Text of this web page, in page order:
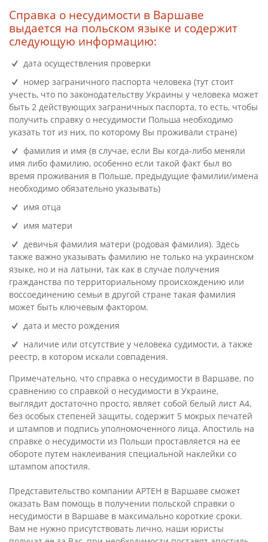
Справка о несудимости в Варшаве
выдается на польском языке и содержит
следующую информацию:
дата осуществления проверки
номер заграничного паспорта человека (тут стоит
учесть, что по законодательству Украины у человека может
быть 2 действующих заграничных паспорта, то есть, чтобы
получить справку о несудимости Польша необходимо
указать тот из них, по которому Вы проживали стране)
фамилия и имя (в случае, если Вы когда-либо меняли
имя либо фамилию, особенно если такой факт был во
время проживания в Польше, предыдущие фамилии/имена
необходимо обязательно указывать)
имя отца
имя матери
девичья фамилия матери (родовая фамилия). Здесь
также важно указывать фамилию не только на украинском
языке, но и на латыни, так как в случае получения
гражданства по территориальному происхождению или
воссоединению семьи в другой стране такая фамилия
может быть ключевым фактором.
дата и место рождения
наличие или отсутствие у человека судимости, а также
реестр, в котором искали совпадения.
Примечательно, что справка о несудимости в Варшаве, по
сравнению со справкой о несудимости в Украине,
выглядит достаточно просто, являет собой белый лист А4,
без особых степеней защиты, содержит 5 мокрых печатей
и штампов и подпись уполномоченного лица. Апостиль на
справке о несудимости из Польши проставляется на ее
обороте путем наклеивания специальной наклейки со
штампом апостиля.
Представительство компании АРТЕН в Варшаве сможет
оказать Вам помощь в получении польской справки о
несудимости в Варшаве в максимально короткие сроки.
Вам не нужно присутствовать лично, наши юристы